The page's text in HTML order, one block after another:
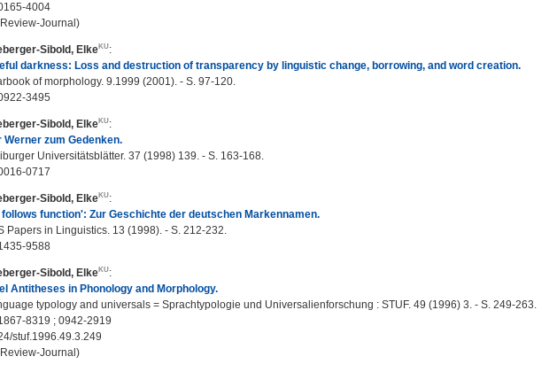
4004
Journal)
Sibold, Elke
:
darkness: Loss and destruction of transparency by linguistic change, borrowing, and word creation.
of morphology. 9.1999 (2001). - S. 97-120.
3495
Sibold, Elke
:
Werner zum Gedenken.
Universitätsblätter. 37 (1998) 139. - S. 163-168.
0717
Sibold, Elke
:
function': Zur Geschichte der deutschen Markennamen.
Papers in Linguistics. 13 (1998). - S. 212-232.
9588
Sibold, Elke
:
Antitheses in Phonology and Morphology.
typology and universals = Sprachtypologie und Universalienforschung : STUF. 49 (1996) 3. - S. 249-263.
8319 ; 0942-2919
stuf.1996.49.3.249
Journal)